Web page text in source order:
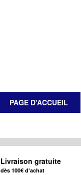
Livraison gratuite
dès 100€ d'achat